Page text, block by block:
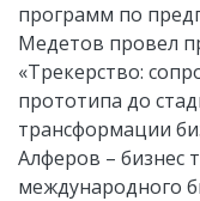
программ по
Медетов провел
«Трекерство:
прототипа до
трансформации
Алферов – бизнес
международного